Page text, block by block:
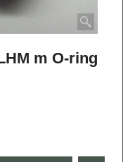
m O-ring